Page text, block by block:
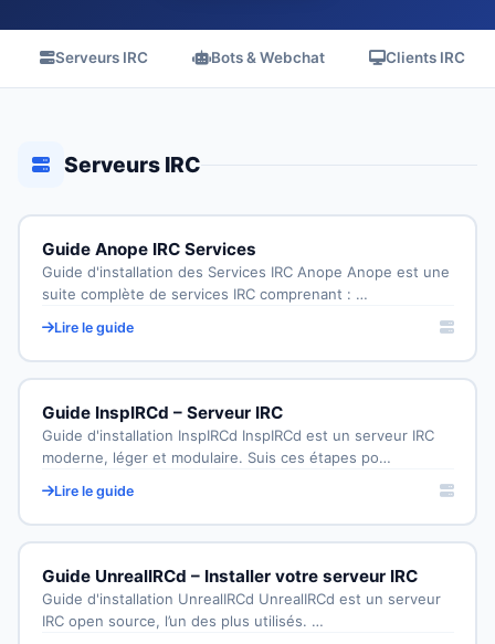
Serveurs IRC Bots & Webchat Clients IRC
Serveurs IRC
Guide Anope IRC Services
Guide d'installation des Services IRC Anope Anope est une
suite complète de services IRC comprenant : …
Lire le guide
Guide InspIRCd – Serveur IRC
Guide d'installation InspIRCd InspIRCd est un serveur IRC
moderne, léger et modulaire. Suis ces étapes po…
Lire le guide
Guide UnrealIRCd – Installer votre serveur IRC
Guide d'installation UnrealIRCd UnrealIRCd est un serveur
IRC open source, l’un des plus utilisés. …